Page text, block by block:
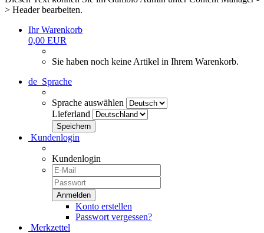
> Header bearbeiten.
Ihr Warenkorb
0,00 EUR
Sie haben noch keine Artikel in Ihrem Warenkorb.
de Sprache
Sprache auswählen
Lieferland
Kundenlogin
Kundenlogin
Konto erstellen
Passwort vergessen?
Merkzettel